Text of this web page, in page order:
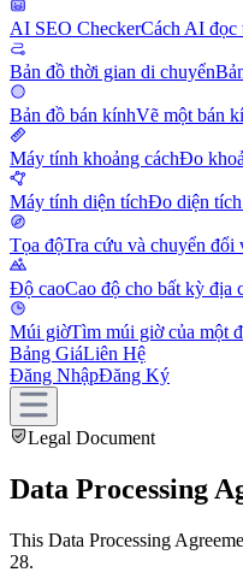
AI SEO CheckerCách AI đọc
Bản đồ thời gian di chuyển
Bản đồ bán kínhVẽ một bán
Máy tính khoảng cáchĐo
Máy tính diện tíchĐo diện
Tọa độTra cứu và chuyển đổi
Độ caoCao độ cho bất kỳ địa
Múi giờTìm múi giờ của một
Bảng GiáLiên Hệ
Đăng NhậpĐăng Ký
Legal Document
Data Processing
This Data Processing
28.